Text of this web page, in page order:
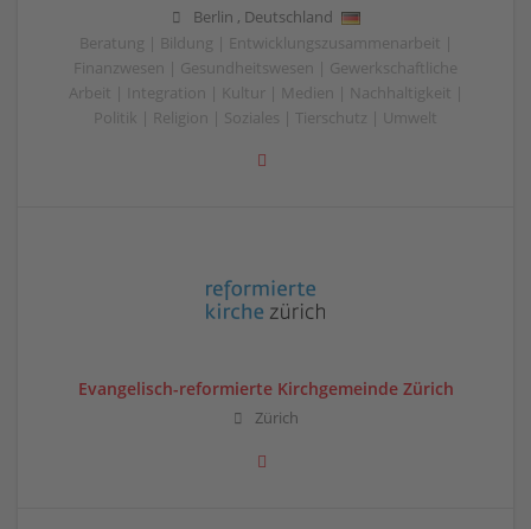
Berlin , Deutschland
Beratung | Bildung | Entwicklungszusammenarbeit |
Finanzwesen | Gesundheitswesen | Gewerkschaftliche
Arbeit | Integration | Kultur | Medien | Nachhaltigkeit |
Politik | Religion | Soziales | Tierschutz | Umwelt
Evangelisch-reformierte Kirchgemeinde Zürich
Zürich